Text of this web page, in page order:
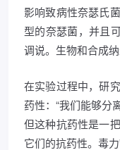
影响致病性奈瑟氏
型的奈瑟菌，并且
调说。生物和合成
在实验过程中，研
药性：“我们能够分
但这种抗药性是一
它们的抗药性。毒力”